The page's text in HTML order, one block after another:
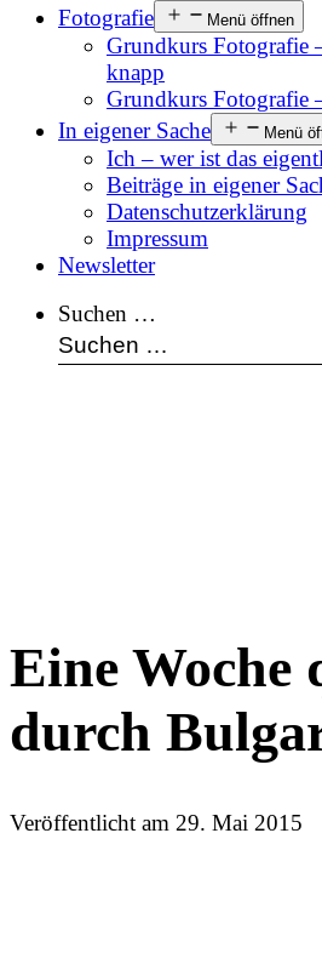
Fotografie
Menü öffnen
Grundkurs Fotografie
knapp
Grundkurs Fotografie
In eigener Sache
Menü
Ich – wer ist das
Beiträge in eigener
Datenschutzerklärung
Impressum
Newsletter
Suchen …
Eine Woche
durch
Veröffentlicht am 29. Mai 2015